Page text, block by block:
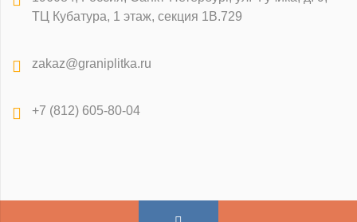
ТЦ Кубатура, 1 этаж, секция 1В.729
zakaz@graniplitka.ru
+7 (812) 605-80-04